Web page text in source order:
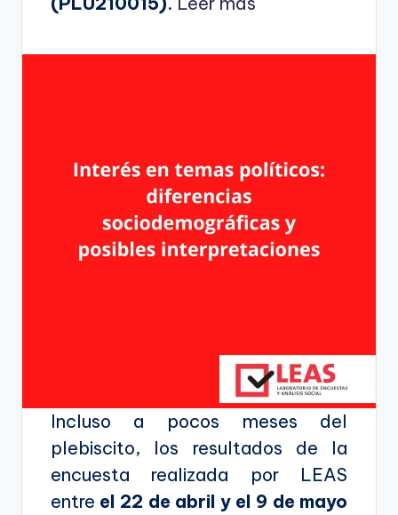
Incluso a pocos meses del
plebiscito, los resultados de la
encuesta realizada por LEAS
entre el 22 de abril y el 9 de mayo